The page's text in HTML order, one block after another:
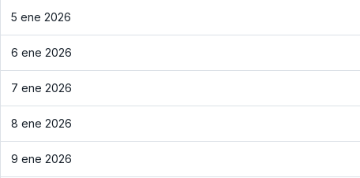
5 ene 2026
6 ene 2026
7 ene 2026
8 ene 2026
9 ene 2026